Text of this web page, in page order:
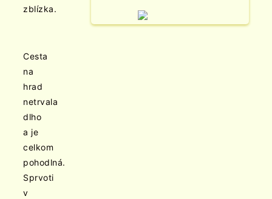
zblízka.
Cesta
na
hrad
netrvala
dlho
a je
celkom
pohodlná.
Sprvoti
v